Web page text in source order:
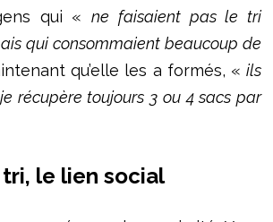
qui «ne faisaient pas le tri
qui consommaient beaucoup de
qu’elle les a formés, «ils
récupère toujours 3 ou 4 sacs par
le lien social